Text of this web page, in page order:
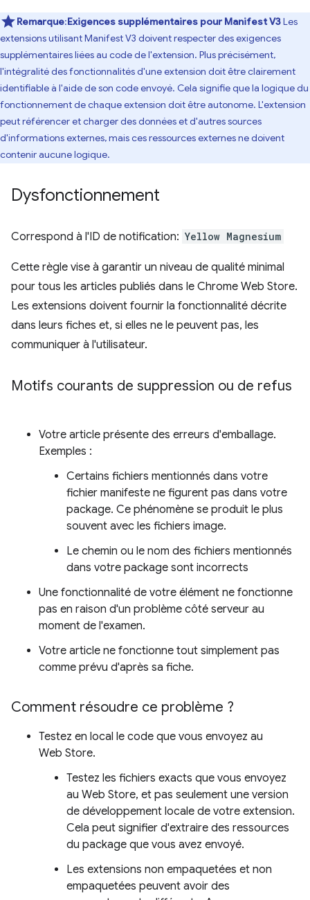
Remarque:Exigences supplémentaires pour Manifest V3Les
extensions utilisant Manifest V3 doivent respecter des exigences
supplémentaires liées au code de l'extension. Plus précisément,
l'intégralité des fonctionnalités d'une extension doit être clairement
identifiable à l'aide de son code envoyé. Cela signifie que la logique du
fonctionnement de chaque extension doit être autonome. L'extension
peut référencer et charger des données et d'autres sources
d'informations externes, mais ces ressources externes ne doivent
contenir aucune logique.
Dysfonctionnement
Correspond à l'ID de notification: Yellow Magnesium
Cette règle vise à garantir un niveau de qualité minimal
pour tous les articles publiés dans le Chrome Web Store.
Les extensions doivent fournir la fonctionnalité décrite
dans leurs fiches et, si elles ne le peuvent pas, les
communiquer à l'utilisateur.
Motifs courants de suppression ou de refus
Votre article présente des erreurs d'emballage.
Exemples :
Certains fichiers mentionnés dans votre
fichier manifeste ne figurent pas dans votre
package. Ce phénomène se produit le plus
souvent avec les fichiers image.
Le chemin ou le nom des fichiers mentionnés
dans votre package sont incorrects
Une fonctionnalité de votre élément ne fonctionne
pas en raison d'un problème côté serveur au
moment de l'examen.
Votre article ne fonctionne tout simplement pas
comme prévu d'après sa fiche.
Comment résoudre ce problème ?
Testez en local le code que vous envoyez au
Web Store.
Testez les fichiers exacts que vous envoyez
au Web Store, et pas seulement une version
de développement locale de votre extension.
Cela peut signifier d'extraire des ressources
du package que vous avez envoyé.
Les extensions non empaquetées et non
empaquetées peuvent avoir des